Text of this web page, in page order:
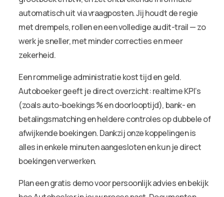
automatisch uit via vraagposten. Jij houdt de regie
met drempels, rollen en een volledige audit-trail — zo
werk je sneller, met minder correcties en meer
zekerheid.
Een rommelige administratie kost tijd en geld.
Autoboeker geeft je direct overzicht: realtime KPI’s
(zoals auto-boekings % en doorlooptijd), bank- en
betalingsmatching en heldere controles op dubbele of
afwijkende boekingen. Dankzij onze koppelingen is
alles in enkele minuten aangesloten en kun je direct
boekingen verwerken.
Plan een gratis demo voor persoonlijk advies en bekijk